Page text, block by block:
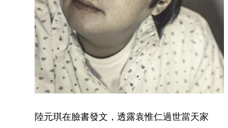
陸元琪在臉書發文，透露袁惟仁過世當天家